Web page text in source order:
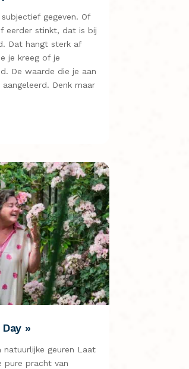
gegeven. Of
eerder stinkt, dat is bij
Dat hangt sterk af
je kreeg of je
De waarde die je aan
Denk maar
»
natuurlijke geuren Laat
pure pracht van